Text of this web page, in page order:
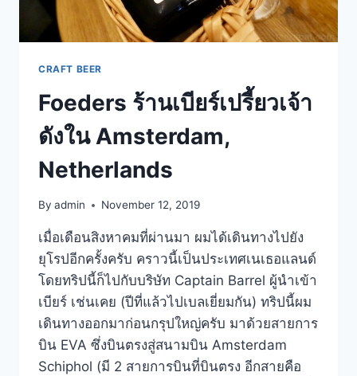
CRAFT BEER
Foeders ร้านเบียร์เปรี้ยวเจ้า
ดังใน Amsterdam,
Netherlands
By admin November 12, 2019
เมื่อเดือนสิงหาคมที่ผ่านมา ผมได้เดินทางไปยัง
ยุโรปอีกครั้งครับ คราวนี้เป็นประเทศเนเธอแลนด์
โดยทริปนี้ก็ไปกับบริษัท Captain Barrel ผู้นำเข้า
เบียร์ เช่นเคย (ปีที่แล้วไปเบลเยี่ยมกัน) ทริปนี้ผม
เดินทางออกมาก่อนกรุปใหญ่ครับ มาด้วยสายการ
บิน EVA ซึ่งบินตรงสู่สนามบิน Amsterdam
Schiphol (มี 2 สายการบินที่บินตรง อีกสายคือ